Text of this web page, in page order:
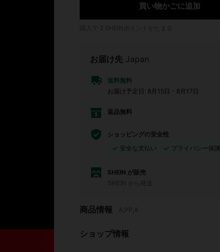
買い物かごに追加
2
お届け先 Japan
送料無料
お届け予定日: 8月15日 - 8月17日
返品無料
ショッピングの安全性
安全な支払い
プライバシー保護
SHEIN が販売
SHEIN から発送
商品情報 A,PP,A
ショップ情報
4.84
4.84